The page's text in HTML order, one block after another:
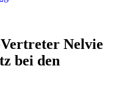
Nelvie
bei den